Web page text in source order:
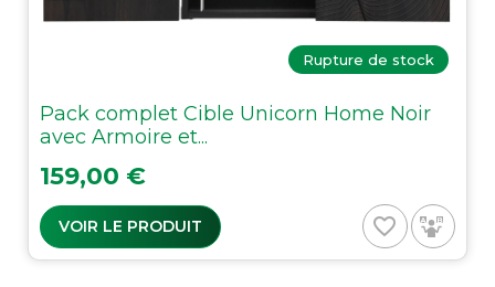
Rupture de stock
Pack complet Cible Unicorn Home Noir
avec Armoire et...
Prix
159,00 €
VOIR LE PRODUIT favorite_border